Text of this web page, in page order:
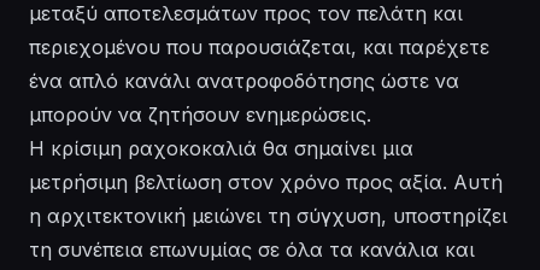
μεταξύ αποτελεσμάτων προς τον πελάτη και
περιεχομένου που παρουσιάζεται, και παρέχετε
ένα απλό κανάλι ανατροφοδότησης ώστε να
μπορούν να ζητήσουν ενημερώσεις.
Η κρίσιμη ραχοκοκαλιά θα σημαίνει μια
μετρήσιμη βελτίωση στον χρόνο προς αξία. Αυτή
η αρχιτεκτονική μειώνει τη σύγχυση, υποστηρίζει
τη συνέπεια επωνυμίας σε όλα τα κανάλια και